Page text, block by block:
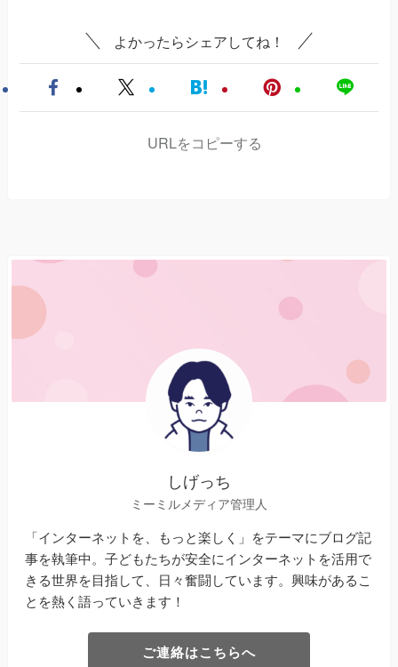
よかったらシェアしてね！
URLをコピーする
しげっち
ミーミルメディア管理人
「インターネットを、もっと楽しく」をテーマにブログ記
事を執筆中。子どもたちが安全にインターネットを活用で
きる世界を目指して、日々奮闘しています。興味があるこ
とを熱く語っていきます！
ご連絡はこちらへ